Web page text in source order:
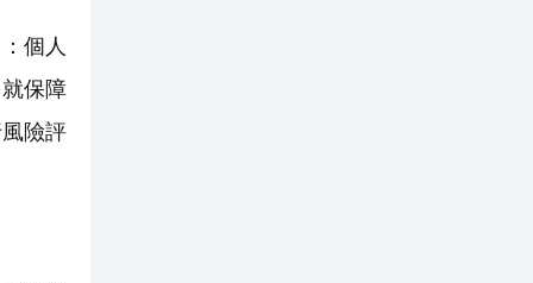
個人
保障
險評